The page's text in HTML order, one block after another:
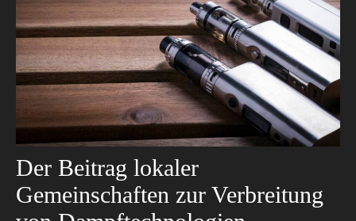
Der Beitrag lokaler
Gemeinschaften zur Verbreitung